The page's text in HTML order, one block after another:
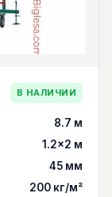
В НАЛИЧИИ
8.7 м
1.2×2 м
45 мм
200 кг/м²